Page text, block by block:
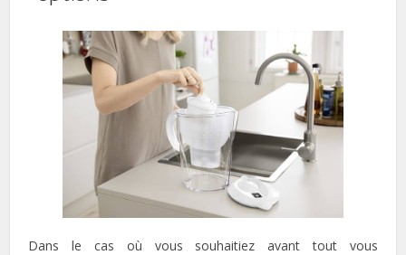
Dans le cas où vous souhaitiez avant tout vous